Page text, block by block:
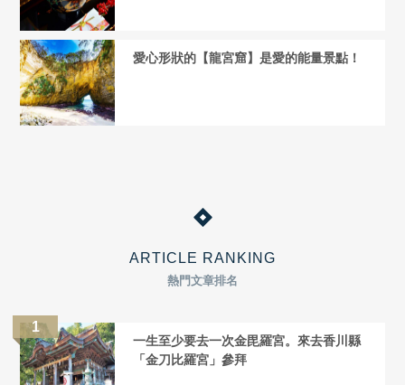
愛心形狀的【龍宮窟】是愛的能量景點！
ARTICLE RANKING
熱門文章排名
一生至少要去一次金毘羅宮。來去香川縣
「金刀比羅宮」參拜